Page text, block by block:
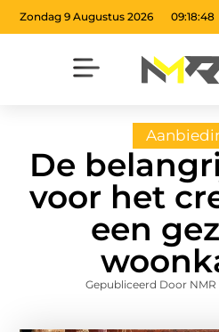
Zondag 9 Augustus 2026 09:18:50
De
voor het
een
Gepubliceerd Door